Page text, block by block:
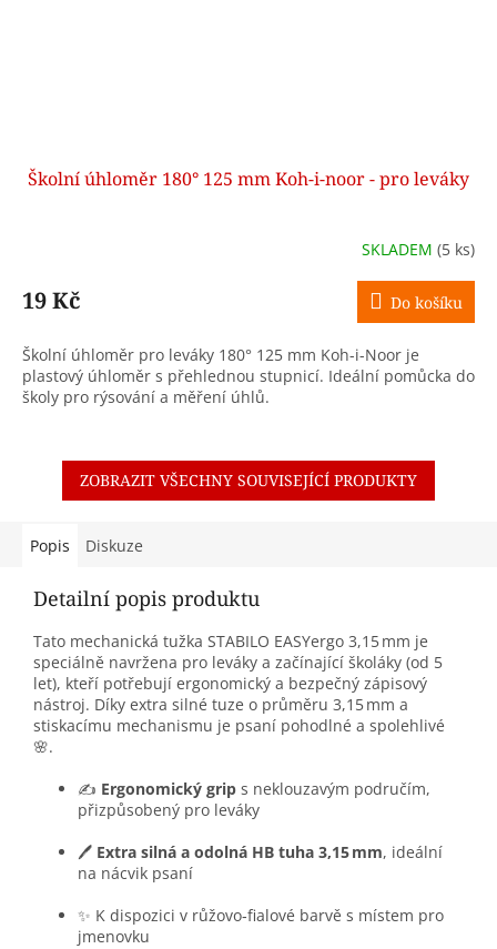
Školní úhloměr 180° 125 mm Koh-i-noor - pro leváky
SKLADEM (5 ks)
19 Kč Do košíku
Školní úhloměr pro leváky 180° 125 mm Koh-i-Noor je
plastový úhloměr s přehlednou stupnicí. Ideální pomůcka do
školy pro rýsování a měření úhlů.
ZOBRAZIT VŠECHNY SOUVISEJÍCÍ PRODUKTY
Popis Diskuze
Detailní popis produktu
Tato mechanická tužka STABILO EASYergo 3,15 mm je
speciálně navržena pro leváky a začínající školáky (od 5
let), kteří potřebují ergonomický a bezpečný zápisový
nástroj. Díky extra silné tuze o průměru 3,15 mm a
stiskacímu mechanismu je psaní pohodlné a spolehlivé
🌸.
✍️ Ergonomický grip s neklouzavým područím,
přizpůsobený pro leváky
🖊️ Extra silná a odolná HB tuha 3,15 mm, ideální
na nácvik psaní
✨ K dispozici v růžovo‑fialové barvě s místem pro
jmenovku